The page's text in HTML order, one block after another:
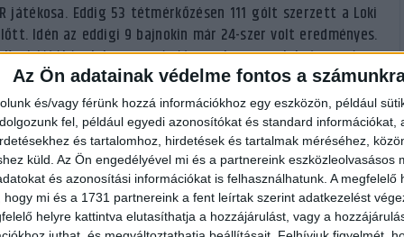
Az Ön adatainak védelme fontos a
és/vagy férünk hozzá információkhoz egy eszközön, például
fel, például egyedi azonosítókat és standard információkat,
és tartalomhoz, hirdetések és tartalmak méréséhez,
küld. Az Ön engedélyével mi és a partnereink eszközleolvasásos
és azonosítási információkat is felhasználhatunk. A megfelelő
hogy mi és a 1731 partnereink a fent leírtak szerint adatkezelést
helyre kattintva elutasíthatja a hozzájárulást, vagy a
játékosa. Eddig 53 tétmérkőzésen 111 gólt szerzett a Loki
Idén az eddigi 9 bajnokin már 24-szer volt eredményes.
játékának hasznosságát azonban nem lehet csupán a
kiharcolt 7 méteresei és védekező munkája is nagyban
rögtön két bronzérmet szerzett a csapattal, hiszen a
is a harmadik helyen végzett. Hámori Konszuéla szívesen
a csapatot is, jól érzem itt magam, így viszonylag hamar
kapcsán Koni. Remélem, hogy jövőre is a Bajnokok
Ligában elérhetünk akár egy kiugró eredményt is. Végre